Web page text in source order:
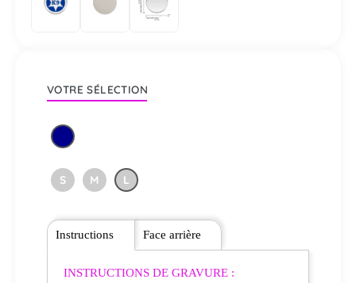
VOTRE SÉLECTION
S M L
Instructions
INSTRUCTIONS DE GRAVURE :
Face arrière